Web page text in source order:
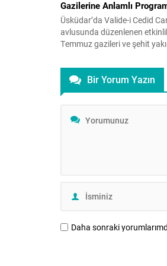
Gazilerine Anlamlı
Üsküdar’da Valide-i Cedid
avlusunda düzenlenen
Temmuz gazileri ve şehit
gerçekleşen ve İstanbul Aile
Başkanı Üner Karabıyık’ın da
gösterdiği programda
yapıldı. Üsküdar’da, Valide-i
Camisi’nin avlusunda 15
Bir Yorum Yazın
Daha sonraki